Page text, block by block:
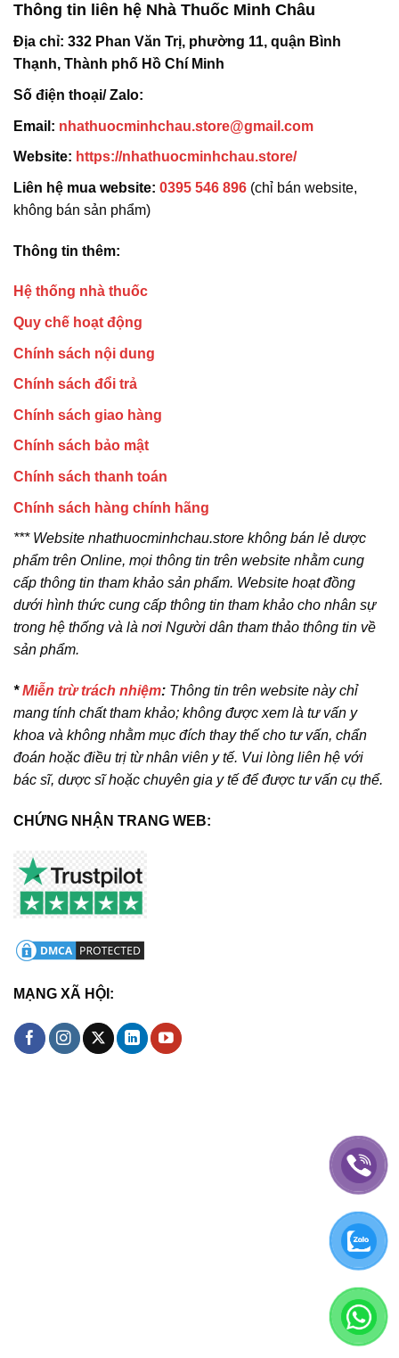
Thông tin liên hệ Nhà Thuốc Minh Châu
Địa chỉ: 332 Phan Văn Trị, phường 11, quận Bình
Thạnh, Thành phố Hồ Chí Minh
Số điện thoại/ Zalo:
Email: nhathuocminhchau.store@gmail.com
Website: https://nhathuocminhchau.store/
Liên hệ mua website: 0395 546 896 (chỉ bán website,
không bán sản phẩm)
Thông tin thêm:
Hệ thống nhà thuốc
Quy chế hoạt động
Chính sách nội dung
Chính sách đổi trả
Chính sách giao hàng
Chính sách bảo mật
Chính sách thanh toán
Chính sách hàng chính hãng
*** Website nhathuocminhchau.store không bán lẻ dược
phẩm trên Online, mọi thông tin trên website nhằm cung
cấp thông tin tham khảo sản phẩm. Website hoạt đồng
dưới hình thức cung cấp thông tin tham khảo cho nhân sự
trong hệ thống và là nơi Người dân tham thảo thông tin về
sản phẩm.
*Miễn trừ trách nhiệm: Thông tin trên website này chỉ
mang tính chất tham khảo; không được xem là tư vấn y
khoa và không nhằm mục đích thay thế cho tư vấn, chẩn
đoán hoặc điều trị từ nhân viên y tế. Vui lòng liên hệ với
bác sĩ, dược sĩ hoặc chuyên gia y tế để được tư vấn cụ thể.
CHỨNG NHẬN TRANG WEB:
MẠNG XÃ HỘI: